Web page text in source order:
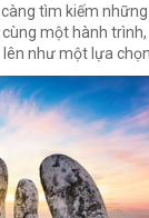
tìm kiếm
một hành trình,
như một lựa